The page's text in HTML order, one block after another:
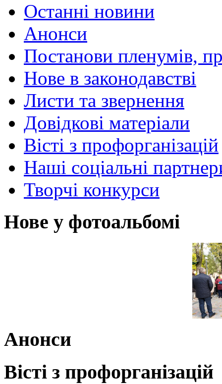
Останні новини
Анонси
Постанови пленумів,
Нове в законодавстві
Листи та звернення
Довідкові матеріали
Вісті з профорганізацій
Наші соціальні
Творчі конкурси
Нове у фотоальбомі
Анонси
Вісті з профорганізацій